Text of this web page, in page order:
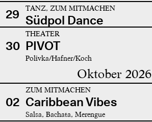
29 TANZ, ZUM MITMACHEN
Südpol Dance
30
THEATER
PIVOT
Polivka/Hafner/Koch
Oktober 2026
02
ZUM MITMACHEN
Caribbean Vibes
Salsa, Bachata, Merengue